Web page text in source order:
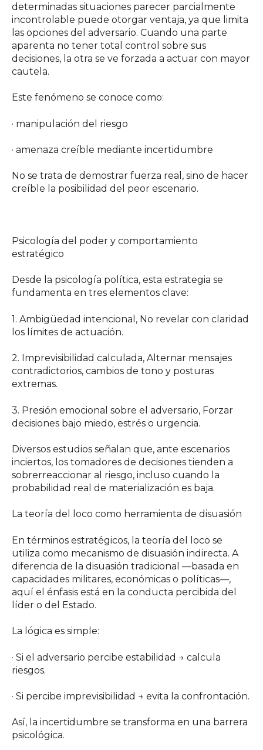
determinadas situaciones parecer parcialmente
incontrolable puede otorgar ventaja, ya que limita
las opciones del adversario. Cuando una parte
aparenta no tener total control sobre sus
decisiones, la otra se ve forzada a actuar con mayor
cautela.
Este fenómeno se conoce como:
· manipulación del riesgo
· amenaza creíble mediante incertidumbre
No se trata de demostrar fuerza real, sino de hacer
creíble la posibilidad del peor escenario.
Psicología del poder y comportamiento
estratégico
Desde la psicología política, esta estrategia se
fundamenta en tres elementos clave:
1. Ambigüedad intencional, No revelar con claridad
los límites de actuación.
2. Imprevisibilidad calculada, Alternar mensajes
contradictorios, cambios de tono y posturas
extremas.
3. Presión emocional sobre el adversario, Forzar
decisiones bajo miedo, estrés o urgencia.
Diversos estudios señalan que, ante escenarios
inciertos, los tomadores de decisiones tienden a
sobrerreaccionar al riesgo, incluso cuando la
probabilidad real de materialización es baja.
La teoría del loco como herramienta de disuasión
En términos estratégicos, la teoría del loco se
utiliza como mecanismo de disuasión indirecta. A
diferencia de la disuasión tradicional —basada en
capacidades militares, económicas o políticas—,
aquí el énfasis está en la conducta percibida del
líder o del Estado.
La lógica es simple:
· Si el adversario percibe estabilidad → calcula
riesgos.
· Si percibe imprevisibilidad → evita la confrontación.
Así, la incertidumbre se transforma en una barrera
psicológica.